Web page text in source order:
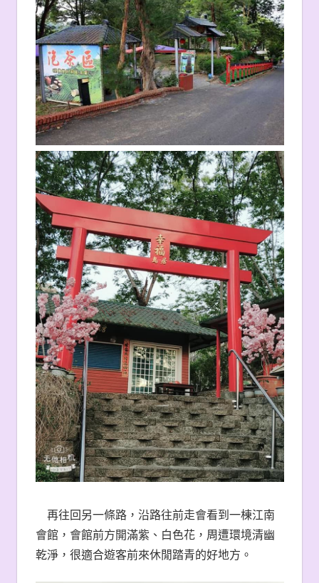
再往回另一條路，沿路往前走會看到一棟江南
會館，會館前方開滿紫、白色花，周遭環境清幽
乾淨，很適合遊客前來休閒踏青的好地方。